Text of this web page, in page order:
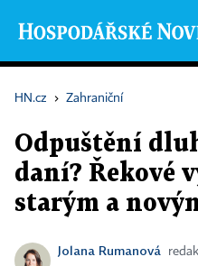
HN.cz › Zahraniční
Odpuštění
daní? Řekové
starým a
Jolana Rumanová